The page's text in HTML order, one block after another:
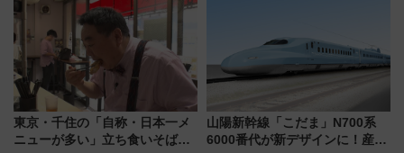
(40×30×20cm)おさらい
東京・千住の「自称・日本一メ
ニューが多い」立ち食いそば屋
山陽新幹線「こだま」N700系
6000番代が新デザインに！産学